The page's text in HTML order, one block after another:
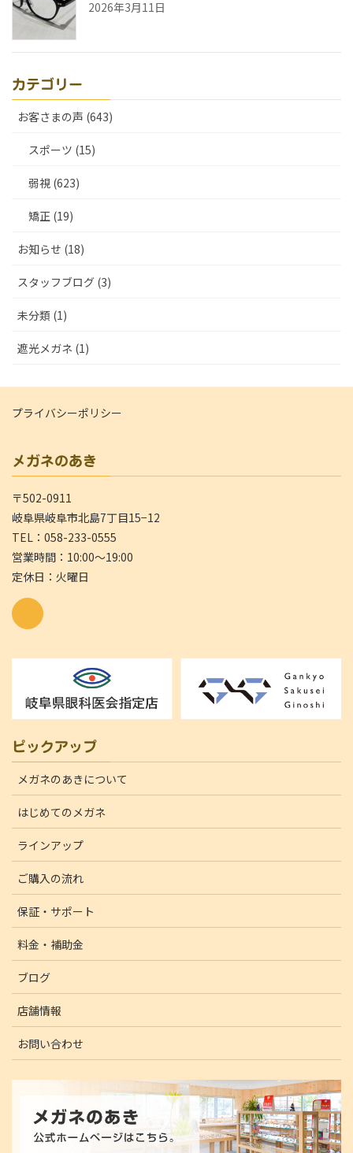
2026年3月11日
カテゴリー
お客さまの声 (643)
スポーツ (15)
弱視 (623)
矯正 (19)
お知らせ (18)
スタッフブログ (3)
未分類 (1)
遮光メガネ (1)
プライバシーポリシー
メガネのあき
〒502-0911
岐阜県岐阜市北島7丁目15−12
TEL：058-233-0555
営業時間：10:00～19:00
定休日：火曜日
ピックアップ
メガネのあきについて
はじめてのメガネ
ラインアップ
ご購入の流れ
保証・サポート
料金・補助金
ブログ
店舗情報
お問い合わせ